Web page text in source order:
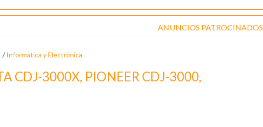
ANUNCIOS PATROCINADOS
/Informática y Electrónica
CDJ-3000X, PIONEER CDJ-3000,